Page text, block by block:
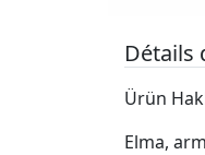
Détails
Ürün
Elma,